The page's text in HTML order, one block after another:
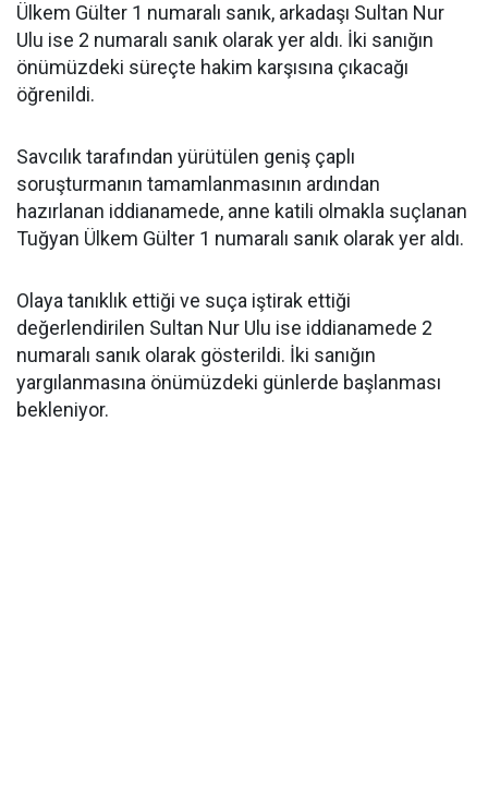
Ülkem Gülter 1 numaralı sanık, arkadaşı Sultan Nur
Ulu ise 2 numaralı sanık olarak yer aldı. İki sanığın
önümüzdeki süreçte hakim karşısına çıkacağı
öğrenildi.
Savcılık tarafından yürütülen geniş çaplı
soruşturmanın tamamlanmasının ardından
hazırlanan iddianamede, anne katili olmakla suçlanan
Tuğyan Ülkem Gülter 1 numaralı sanık olarak yer aldı.
Olaya tanıklık ettiği ve suça iştirak ettiği
değerlendirilen Sultan Nur Ulu ise iddianamede 2
numaralı sanık olarak gösterildi. İki sanığın
yargılanmasına önümüzdeki günlerde başlanması
bekleniyor.